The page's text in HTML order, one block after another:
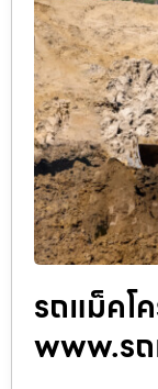
รถแม็คโ
www.ร